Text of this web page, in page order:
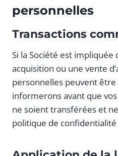
personnelles
Transactions
Si la Société est impliquée
acquisition ou une vente
personnelles peuvent
informerons avant que
ne soient transférées et
politique de